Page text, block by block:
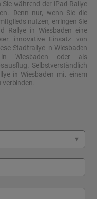
während der iPad-Rallye
Denn nur, wenn Sie die
nutzen, erringen Sie
Rallye in Wiesbaden eine
innovative Einsatz von
Stadtrallye in Wiesbaden
Wiesbaden oder als
Selbstverständlich
in Wiesbaden mit einem
verbinden.